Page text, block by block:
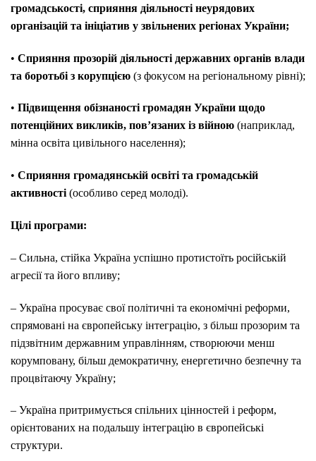
громадськості, сприяння діяльності неурядових
організацій та ініціатив у звільнених регіонах України;
• Сприяння прозорій діяльності державних органів влади
та боротьбі з корупцією (з фокусом на регіональному рівні);
• Підвищення обізнаності громадян України щодо
потенційних викликів, пов’язаних із війною (наприклад,
мінна освіта цивільного населення);
• Сприяння громадянській освіті та громадській
активності (особливо серед молоді).
Цілі програми:
– Сильна, стійка Україна успішно протистоїть російській
агресії та його впливу;
– Україна просуває свої політичні та економічні реформи,
спрямовані на європейську інтеграцію, з більш прозорим та
підзвітним державним управлінням, створюючи менш
корумповану, більш демократичну, енергетично безпечну та
процвітаючу Україну;
– Україна притримується спільних цінностей і реформ,
орієнтованих на подальшу інтеграцію в європейські
структури.